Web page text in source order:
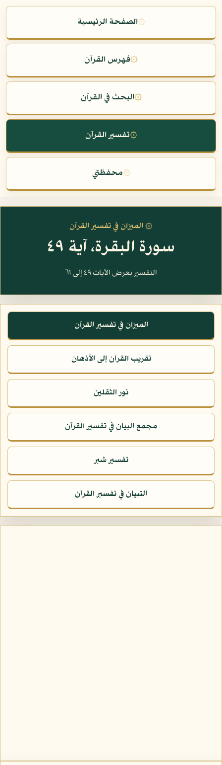
۞الصفحة الرئيسية
۞فهرس القرآن
۞البحث في القرآن
۞تفسير القرآن
۞محفظتي
۞ الميزان في تفسير القرآن
سورة البقرة، آية ٤٩
التفسير يعرض الآيات ٤٩ إلى ٦١
الميزان في تفسير القرآن
تقريب القرآن إلى الأذهان
نور الثقلين
مجمع البيان في تفسير القرآن
تفسير شبر
التبيان في تفسير القرآن